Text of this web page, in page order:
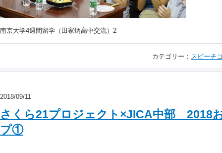
南京大学4週間留学（田家炳高中交流）2
カテゴリー： スピーチ
2018/09/11
さくら21プロジェクト×JICA中部 2018
プ①